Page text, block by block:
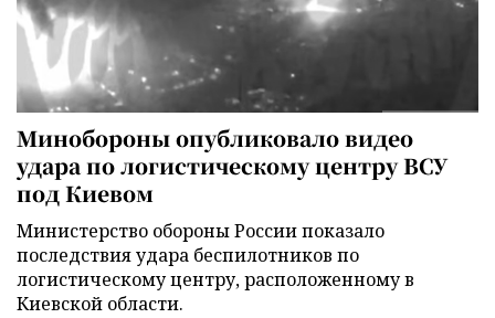
Минобороны опубликовало видео
удара по логистическому центру ВСУ
под Киевом
Министерство обороны России показало
последствия удара беспилотников по
логистическому центру, расположенному в
Киевской области.